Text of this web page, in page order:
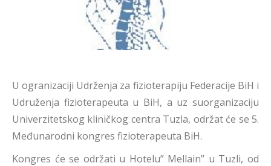
U ogranizaciji Udrženja za fizioterapiju Federacije BiH i
Udruženja fizioterapeuta u BiH, a uz suorganizaciju
Univerzitetskog kliničkog centra Tuzla, održat će se 5.
Međunarodni kongres fizioterapeuta BiH.
Kongres će se održati u Hotelu” Mellain” u Tuzli, od